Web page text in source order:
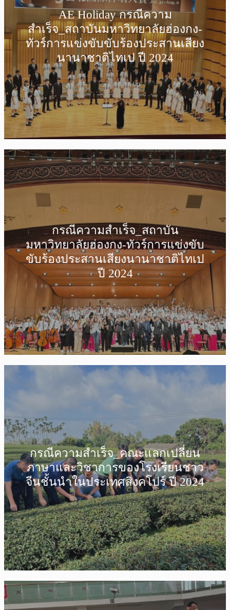
AE Holiday กรณีความ
สำเร็จ_สถาบันมหาวิทยาลัยฮ่องกง-
ทัวร์การแข่งขับขับร้องประสานเสียง
นานาชาติไทเป ปี 2024
กรณีความสำเร็จ_สถาบัน
มหาวิทยาลัยฮ่องกง-ทัวร์การแข่งขับ
ขับร้องประสานเสียงนานาชาติไทเป
ปี 2024
กรณีความสำเร็จ_คณะแลกเปลี่ยน
ภาษาและวิชาการของโรงเรียนชาว
จีนชั้นนำในประเทศสิงคโปร์ ปี 2024